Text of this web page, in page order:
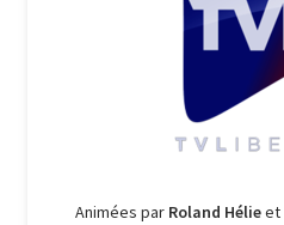
Animées par Roland Hélieet